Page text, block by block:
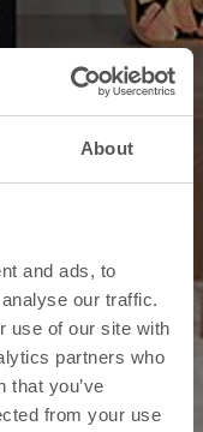
About
and ads, to
our traffic.
use of our site with
partners who
that you’ve
from your use